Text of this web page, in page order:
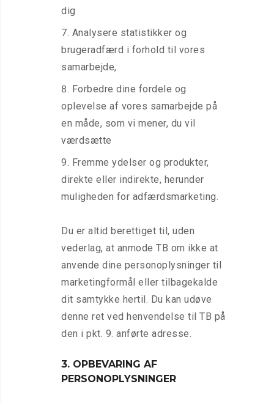
dig
Analysere statistikker og
brugeradfærd i forhold til vores
samarbejde,
Forbedre dine fordele og
oplevelse af vores samarbejde på
en måde, som vi mener, du vil
værdsætte
Fremme ydelser og produkter,
direkte eller indirekte, herunder
muligheden for adfærdsmarketing.
Du er altid berettiget til, uden
vederlag, at anmode TB om ikke at
anvende dine personoplysninger til
marketingformål eller tilbagekalde
dit samtykke hertil. Du kan udøve
denne ret ved henvendelse til TB på
den i pkt. 9. anførte adresse.
3. OPBEVARING AF
PERSONOPLYSNINGER